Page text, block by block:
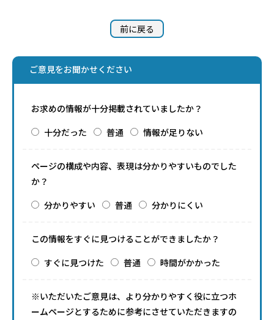
前に戻る
ご意見をお聞かせください
お求めの情報が十分掲載されていましたか？
十分だった
普通 情報が足りない
ページの構成や内容、表現は分かりやすいものでした
か？
分かりやすい
普通 分かりにくい
この情報をすぐに見つけることができましたか？
すぐに見つけた
普通 時間がかかった
※いただいたご意見は、より分かりやすく役に立つホ
ームページとするために参考にさせていただきますの